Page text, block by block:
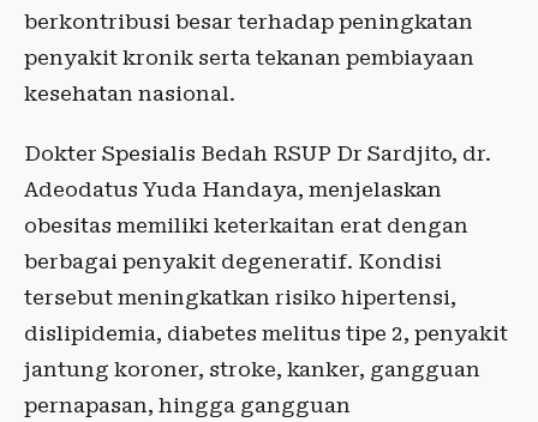
berkontribusi besar terhadap peningkatan
penyakit kronik serta tekanan pembiayaan
kesehatan nasional.
Dokter Spesialis Bedah RSUP Dr Sardjito, dr.
Adeodatus Yuda Handaya, menjelaskan
obesitas memiliki keterkaitan erat dengan
berbagai penyakit degeneratif. Kondisi
tersebut meningkatkan risiko hipertensi,
dislipidemia, diabetes melitus tipe 2, penyakit
jantung koroner, stroke, kanker, gangguan
pernapasan, hingga gangguan